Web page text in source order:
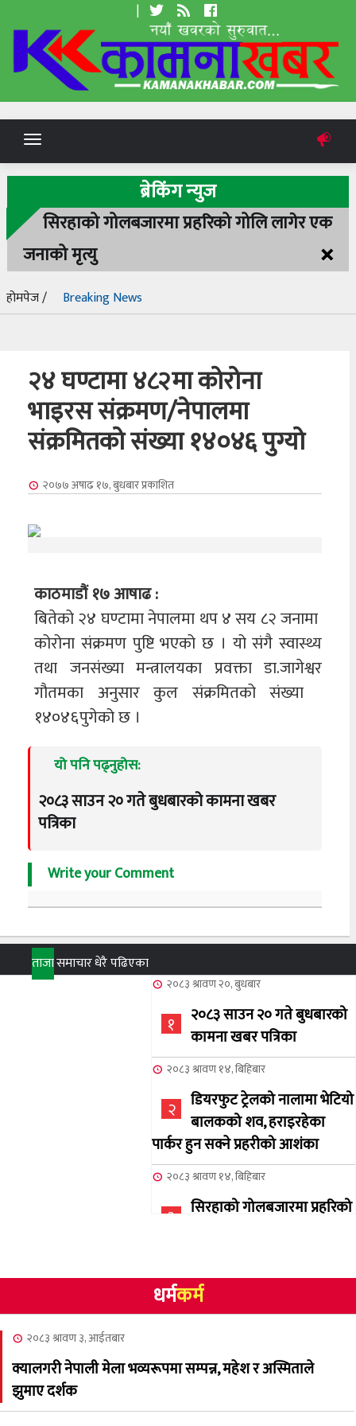
|
Toggle
navigation
ब्रेकिंग न्युज
सिरहाको गोलबजारमा प्रहरिको गोलि लागेर एक
जनाको मृत्यु
×
होमपेज / Breaking News
२४ घण्टामा ४८२मा कोरोना
भाइरस संक्रमण/नेपालमा
संक्रमितको संख्या १४०४६ पुग्यो
२०७७ अषाढ १७, बुधबारप्रकाशित
काठमाडौं १७ आषाढ :
बितेको २४ घण्टामा नेपालमा थप ४ सय ८२ जनामा
कोरोना संक्रमण पुष्टि भएको छ । यो संगै स्वास्थ्य
तथा जनस‌ंख्या मन्त्रालयका प्रवक्ता डा.जागेश्वर
गौतमका अनुसार कुल सं‌क्रमितको सं‌ख्या
१४०४६पुगेको छ ।
यो पनि पढ्नुहोस:
२०८३ साउन २० गते बुधबारको कामना खबर
पत्रिका
Write your Comment
ताजासमाचारधेरै पढिएका
२०८३ श्रावण २०, बुधबार
१
२०८३ साउन २० गते बुधबारको
कामना खबर पत्रिका
२०८३ श्रावण १४, बिहिबार
२
डियरफुट ट्रेलको नालामा भेटियो
बालकको शव, हराइरहेका
पार्कर हुन सक्ने प्रहरीको आशंका
२०८३ श्रावण १४, बिहिबार
३
सिरहाको गोलबजारमा प्रहरिको
४
NCSC को अध्यक्षमा घनेन्द्र
न्यौपाने बिजयी
नेप्लिज सोसाइटि अफ
धर्मकर्म
२०८३ श्रावण ३, आईतबार
क्यालगरी नेपाली मेला भव्यरूपमा सम्पन्न, महेश र अस्मिताले
झुमाए दर्शक